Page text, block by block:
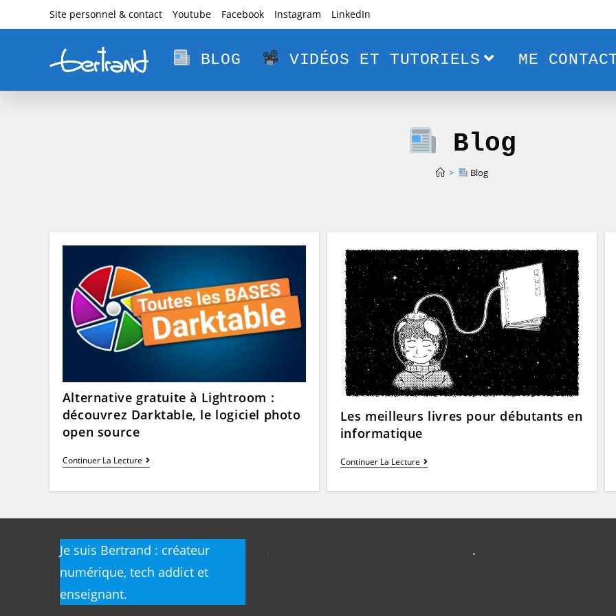
Site personnel & contact Youtube Facebook Instagram LinkedIn
BLOG VIDÉOS ET TUTORIELS ME
Blog
> Blog
Alternative gratuite à Lightroom :
découvrez Darktable, le logiciel photo
open source
Continuer La LectureAlternative
Gratuite
Lightroom
Découvrez
Le
Logiciel
Photo
Open
Source
Les meilleurs livres pour débutants en
informatique
Continuer La LectureLes
Meilleurs
Pour
En
Je suis Bertrand : créateur
numérique, tech addict et
enseignant.
.